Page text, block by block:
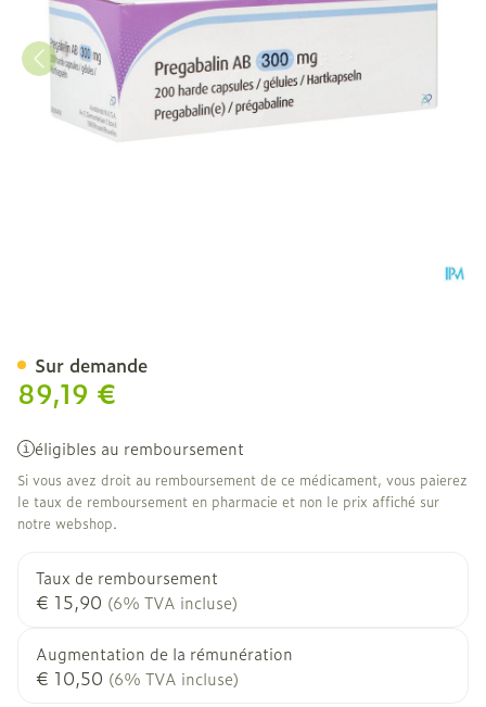
89,19 €
éligibles au remboursement
Si vous avez droit au remboursement de ce médicament, vous paierez
le taux de remboursement en pharmacie et non le prix affiché sur
notre webshop.
Taux de remboursement
€ 15,90 (6% TVA incluse)
Augmentation de la rémunération
€ 10,50 (6% TVA incluse)
Sur demande